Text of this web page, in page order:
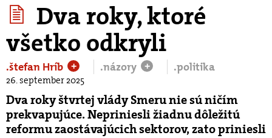
Dva roky, ktoré
všetko odkryli
.štefan Hríb + .názory + .politika
26. september 2025
Dva roky štvrtej vlády Smeru nie sú ničím
prekvapujúce. Nepriniesli žiadnu dôležitú
reformu zaostávajúcich sektorov, zato priniesli